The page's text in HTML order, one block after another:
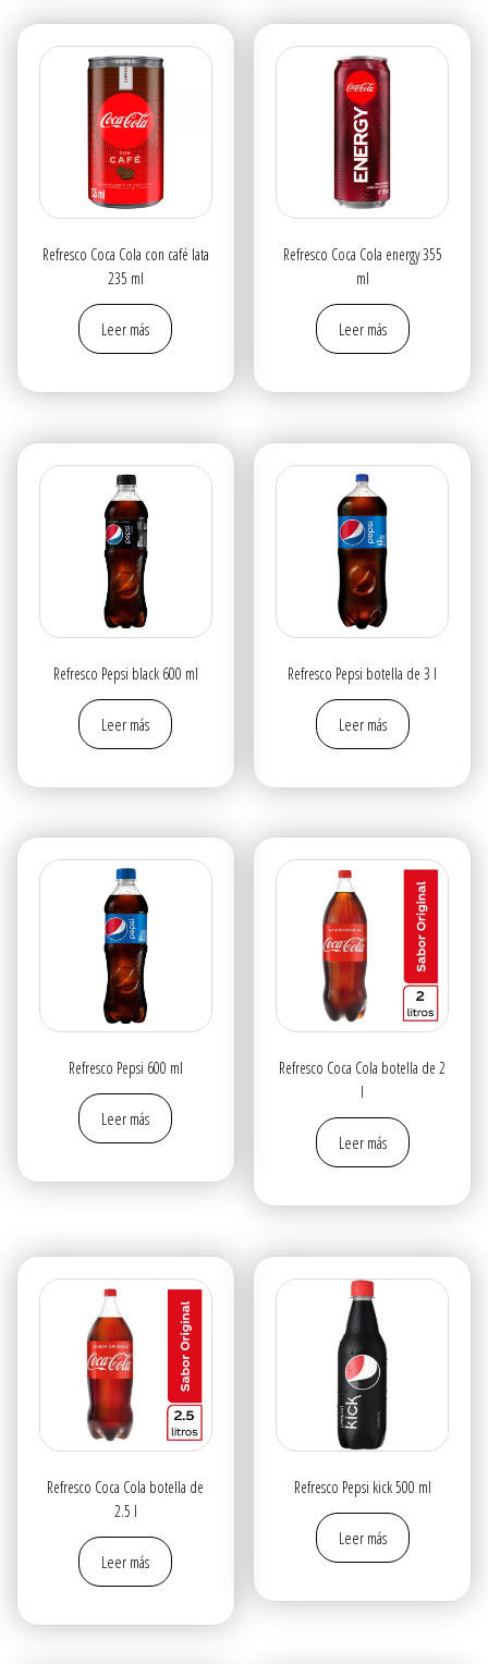
Refresco Coca Cola con café lata
235 ml
Leer más
Refresco Coca Cola energy 355
ml
Leer más
Refresco Pepsi black 600 ml
Leer más
Refresco Pepsi botella de 3 l
Leer más
Refresco Pepsi 600 ml
Leer más
Refresco Coca Cola botella de 2
l
Leer más
Refresco Coca Cola botella de
2.5 l
Leer más
Refresco Pepsi kick 500 ml
Leer más